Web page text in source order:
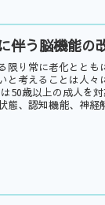
伴う脳機能の
限り常に老化とと
と考えることは人
50歳以上の成人を
態、認知機能、神経